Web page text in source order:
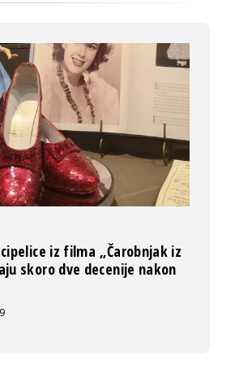
iz filma „Čarobnjak iz
skoro dve decenije nakon